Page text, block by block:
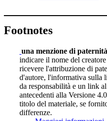
Footnotes
una menzione di
indicare il nome del
ricevere l'attribuzione di
d'autore, l'informativa sulla
da responsabilità e un link
antecedenti alla Versione
titolo del materiale, se
differenze.